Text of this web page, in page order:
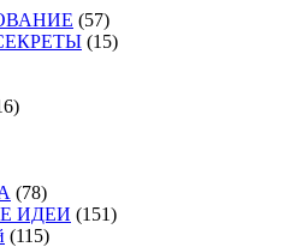
(57)
(15)
(78)
ИДЕИ (151)
(115)